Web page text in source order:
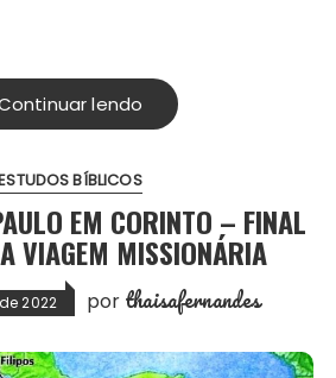
lendo
BÍBLICOS
EM CORINTO – FINAL
VIAGEM MISSIONÁRIA
2022 por thaisafernandes